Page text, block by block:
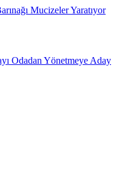
Mucizeler Yaratıyor
Odadan Yönetmeye Aday